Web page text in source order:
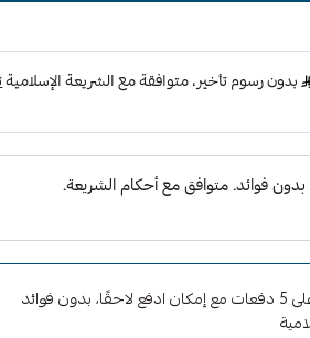
وقسّمها على 5 دفعات مع إمكان ادفع لاحقًا، بدون فوائد